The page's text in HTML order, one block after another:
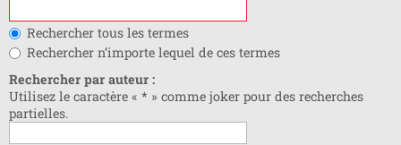
Rechercher tous les termes
Rechercher n’importe lequel de ces termes
Rechercher par auteur :
Utilisez le caractère « * » comme joker pour des recherches
partielles.